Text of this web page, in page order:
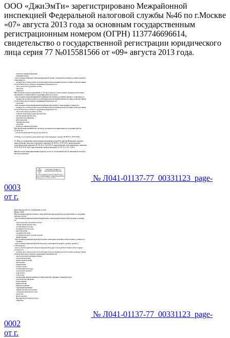
ООО «ДжиЭмТи» зарегистрировано Межрайонной
инспекцией Федеральной налоговой службы №46 по г.Москве
«07» августа 2013 года за основным государственным
регистрационным номером (ОГРН) 1137746696614,
свидетельство о государственной регистрации юридического
лица серия 77 №015581566 от «09» августа 2013 года.
№ Л041-01137-77_00331123_page-
0003
от г.
№ Л041-01137-77_00331123_page-
0002
от г.